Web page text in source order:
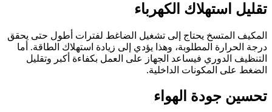
تقليل استهلاك الكهرباء
المكيف المتسخ يحتاج إلى تشغيل الضاغط لفترات أطول حتى يحقق
درجة الحرارة المطلوبة، وهذا يؤدي إلى زيادة استهلاك الطاقة. أما
التنظيف الدوري فيساعد الجهاز على العمل بكفاءة أكبر وتقليل
الضغط على المكونات الداخلية.
تحسين جودة الهواء